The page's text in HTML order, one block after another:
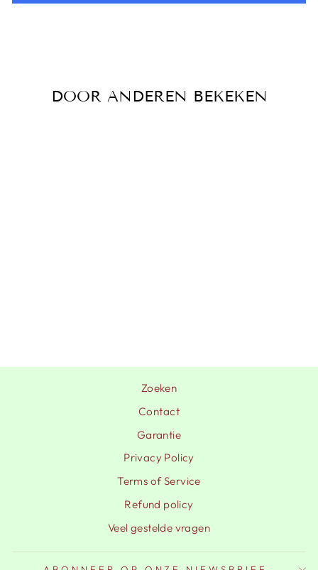
DOOR ANDEREN BEKEKEN
Zoeken
Contact
Garantie
Privacy Policy
Terms of Service
Refund policy
Veel gestelde vragen